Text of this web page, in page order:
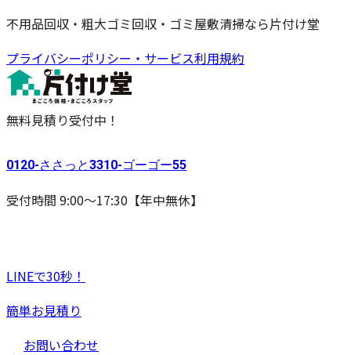
不用品回収・粗大ゴミ回収・ゴミ屋敷清掃なら片付け堂
プライバシーポリシー・サービス利用規約
無料見積り受付中！
0120-ささっと3310-ゴーゴー55
受付時間 9:00〜17:30【年中無休】
LINEで30秒！
簡単お見積り
お問い合わせ